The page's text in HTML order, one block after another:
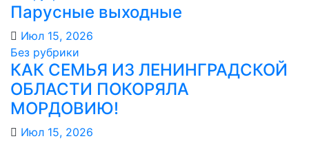
Парусные выходные
Июл 15, 2026
Без рубрики
КАК СЕМЬЯ ИЗ ЛЕНИНГРАДСКОЙ
ОБЛАСТИ ПОКОРЯЛА
МОРДОВИЮ!️
Июл 15, 2026